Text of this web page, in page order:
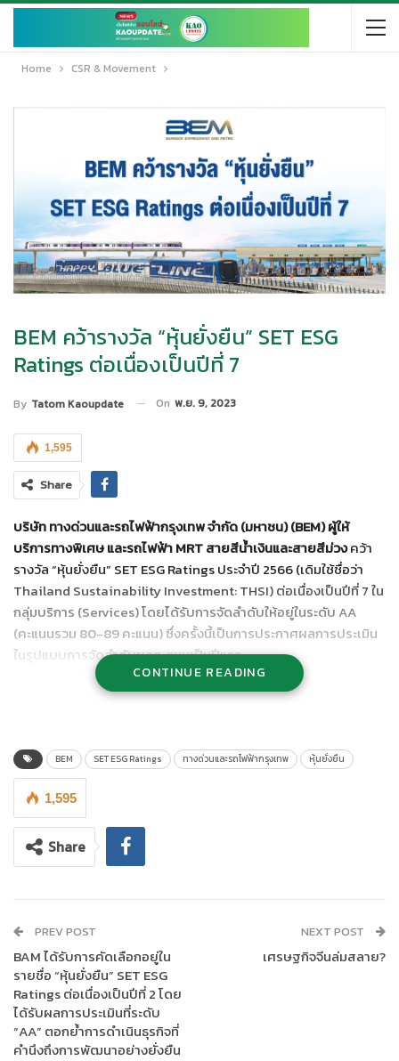
Home CSR & Movement
BEM คว้ารางวัล “หุ้นยั่งยืน” SET ESG
Ratings ต่อเนื่องเป็นปีที่ 7
By Tatom Kaoupdate On พ.ย. 9, 2023
1,595
Share
บริษัท ทางด่วนและรถไฟฟ้ากรุงเทพ จำกัด (มหาชน) (BEM) ผู้ให้
บริการทางพิเศษ และรถไฟฟ้า MRT สายสีน้ำเงินและสายสีม่วงคว้า
รางวัล “หุ้นยั่งยืน” SET ESG Ratings ประจำปี 2566 (เดิมใช้ชื่อว่า
Thailand Sustainability Investment: THSI) ต่อเนื่องเป็นปีที่ 7 ใน
กลุ่มบริการ (Services) โดยได้รับการจัดลำดับให้อยู่ในระดับ AA
(คะแนนรวม 80-89 คะแนน) ซึ่งครั้งนี้เป็นการประกาศผลการประเมิน
ในรูปแบบการจัดลำดับผลคะแนนเป็นปีแรก
ทั้งนี้ BEM มุ่งมั่นขับเคลื่อนธุรกิจควบคู่กับการสร้างความยั่งยืนในทุก
สิ่งแวดล้อม สังคม และบรรษัทภิบาล (Environmental, Social,
Governance : ESG) สะท้อนให้เห็นถึงการพัฒนาองค์กรให้เติบโต
มั่นคงอย่างต่อเนื่อง และให้ความสำคัญแก่ผู้มีส่วนได้เสียในการดำเนิน
ธุรกิจทุกกลุ่มอย่างรอบด้าน
CONTINUE READING
BEM SET ESG Ratings ทางด่วนและรถไฟฟ้ากรุงเทพ หุ้นยั่งยืน
1,595
Share
PREV POST
BAM ได้รับการคัดเลือกอยู่ใน
รายชื่อ “หุ้นยั่งยืน” SET ESG
Ratings ต่อเนื่องเป็นปีที่ 2 โดย
ได้รับผลการประเมินที่ระดับ
“AA” ตอกย้ำการดำเนินธุรกิจที่
คำนึงถึงการพัฒนาอย่างยั่งยืน
NEXT POST
เศรษฐกิจจีนล่มสลาย?